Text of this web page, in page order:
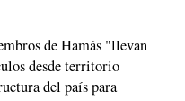
de Hamás "llevan
desde territorio
del país para